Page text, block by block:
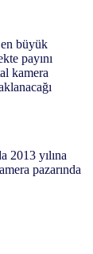
en büyük
payını
kamera
2013 yılına
pazarında